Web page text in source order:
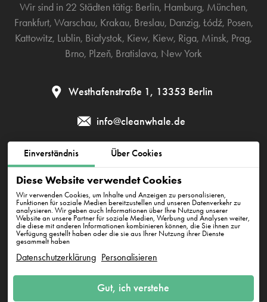
Einverständnis Über Cookies
Diese Website verwendet Cookies
Wir verwenden Cookies, um Inhalte und Anzeigen zu personalisieren,
Funktionen für soziale Medien bereitzustellen und unseren Datenverkehr zu
analysieren. Wir geben auch Informationen über Ihre Nutzung unserer
Website an unsere Partner für soziale Medien, Werbung und Analysen weiter,
die diese mit anderen Informationen kombinieren können, die Sie ihnen zur
Verfügung gestellt haben oder die sie aus Ihrer Nutzung ihrer Dienste
gesammelt haben
Datenschutzerklärung Personalisieren
Gut, ich verstehe
Wir sind in 22 Städten tätig: Berlin, Hamburg, München,
Frankfurt, Warschau, Krakau, Breslau, Danzig, Łódź, Posen,
Kattowitz, Lublin, Białystok, Kiew, Kiew, Riga, Minsk, Prag,
Brno, Plzeň, Bratislava, New York
Westhafenstraße 1, 13353 Berlin
info@cleanwhale.de
AGB zur Nutzung der Plattform
Cookie-Richtlinie Impressum
CleanWhale GmbH, HRB 240046 B, DE353460818
Westhafenstraße 1, 13353 Berlin